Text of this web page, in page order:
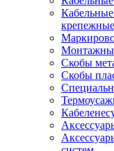
Скобы
Скобы